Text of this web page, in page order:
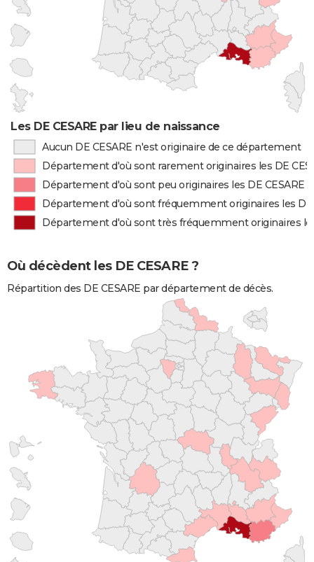
Les DE CESARE par lieu de naissance
Aucun DE CESARE n'est originaire de ce département
Département d'où sont rarement originaires les DE
Département d'où sont peu originaires les DE CESARE
Département d'où sont fréquemment originaires les DE
Département d'où sont très fréquemment originaires
Où décèdent les DE CESARE ?
Répartition des DE CESARE par département de décès.